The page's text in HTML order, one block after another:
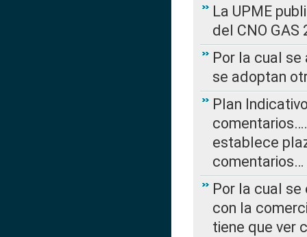
La UPME
del CNO
Por la cual
se adoptan
Plan
establece
comentarios…
Por la cual
con la
tiene que ver